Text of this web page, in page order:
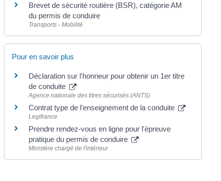
Brevet de sécurité routière (BSR), catégorie AM
du permis de conduire
Transports - Mobilité
Pour en savoir plus
Déclaration sur l'honneur pour obtenir un 1er titre
de conduite
Agence nationale des titres sécurisés (ANTS)
Contrat type de l'enseignement de la conduite
Legifrance
Prendre rendez-vous en ligne pour l'épreuve
pratique du permis de conduire
Ministère chargé de l'intérieur